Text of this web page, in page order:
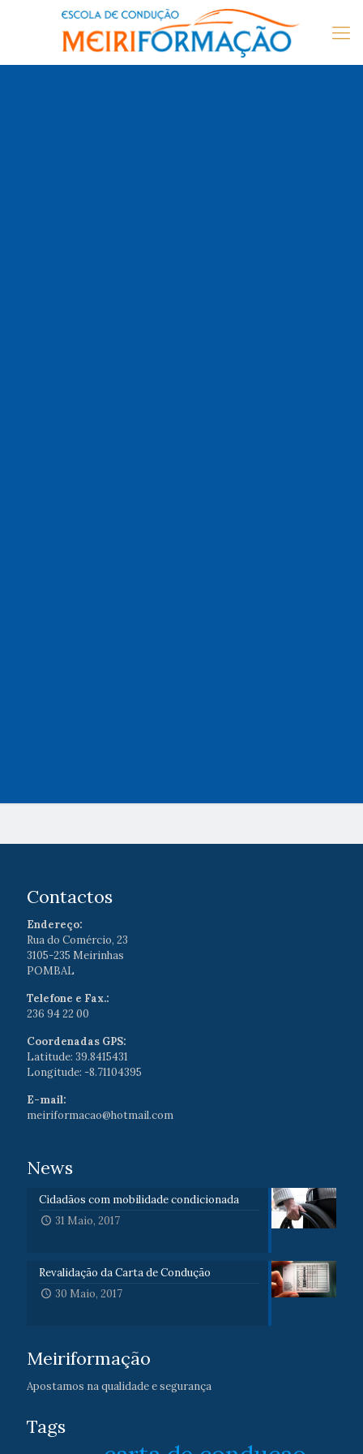
Contactos
Endereço:
Rua do Comércio, 23
3105-235 Meirinhas
POMBAL
Telefone e Fax.:
236 94 22 00
Coordenadas GPS:
Latitude: 39.8415431
Longitude: -8.71104395
E-mail:
meiriformacao@hotmail.com
News
Cidadãos com mobilidade condicionada
31 Maio, 2017
Revalidação da Carta de Condução
30 Maio, 2017
Meiriformação
Apostamos na qualidade e segurança
Tags